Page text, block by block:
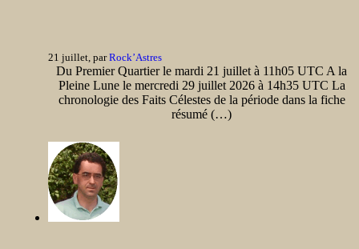
21 juillet, parRock’Astres
Du Premier Quartier le mardi 21 juillet à 11h05 UTC A la
Pleine Lune le mercredi 29 juillet 2026 à 14h35 UTC La
chronologie des Faits Célestes de la période dans la fiche
résumé (…)